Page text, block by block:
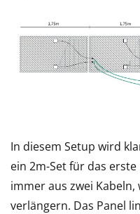
In diesem Setup wird
ein 2m-Set für das
immer aus zwei
verlängern. Das Panel